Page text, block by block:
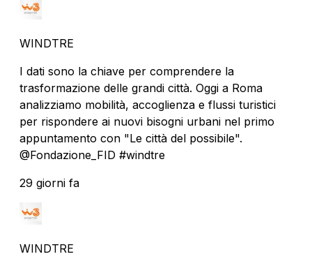
WINDTRE
I dati sono la chiave per comprendere la
trasformazione delle grandi città. Oggi a Roma
analizziamo mobilità, accoglienza e flussi turistici
per rispondere ai nuovi bisogni urbani nel primo
appuntamento con "Le città del possibile".
@Fondazione_FID #windtre
29 giorni fa
WINDTRE